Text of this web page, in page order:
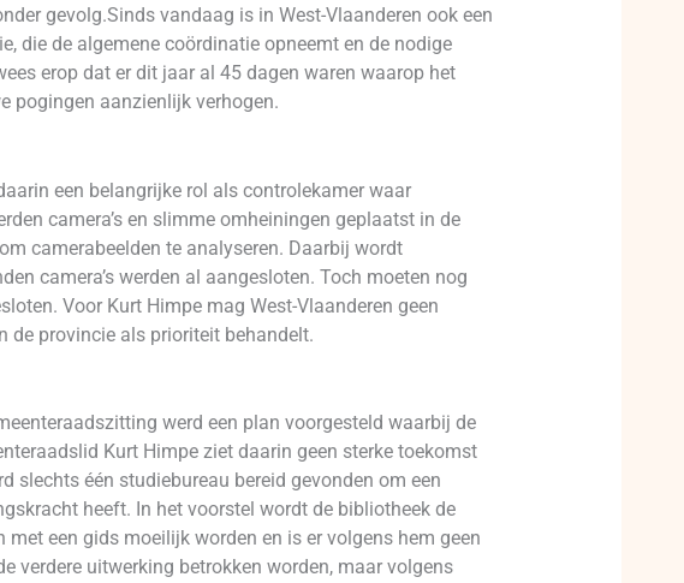
gevolg.Sinds vandaag is in West-Vlaanderen ook een
die de algemene coördinatie opneemt en de nodige
erop dat er dit jaar al 45 dagen waren waarop het
pogingen aanzienlijk verhogen.
een belangrijke rol als controlekamer waar
camera’s en slimme omheiningen geplaatst in de
camerabeelden te analyseren. Daarbij wordt
camera’s werden al aangesloten. Toch moeten nog
Voor Kurt Himpe mag West-Vlaanderen geen
de provincie als prioriteit behandelt.
werd een plan voorgesteld waarbij de
Kurt Himpe ziet daarin geen sterke toekomst
slechts één studiebureau bereid gevonden om een
heeft. In het voorstel wordt de bibliotheek de
een gids moeilijk worden en is er volgens hem geen
verdere uitwerking betrokken worden, maar volgens